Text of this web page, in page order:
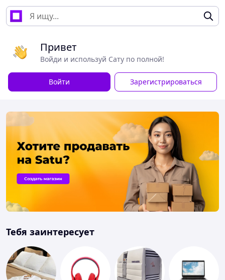
Привет
Войди и используй Сату по полной!
Войти Зарегистрироваться
Тебя заинтересует